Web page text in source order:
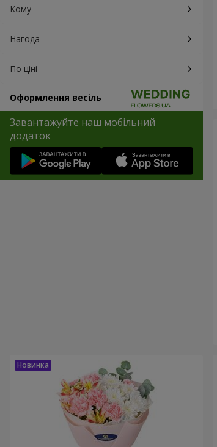
Кому
Нагода
По ціні
Оформлення весіль
Завантажуйте наш мобільний
додаток